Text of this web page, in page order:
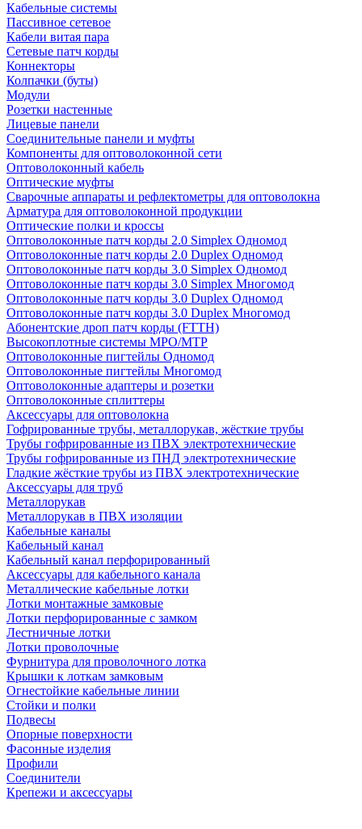
Кабельные системы
Пассивное сетевое
Кабели витая пара
Сетевые патч корды
Коннекторы
Колпачки (буты)
Модули
Розетки настенные
Лицевые панели
Соединительные панели и муфты
Компоненты для оптоволоконной сети
Оптоволоконный кабель
Оптические муфты
Сварочные аппараты и рефлектометры для оптоволокна
Арматура для оптоволоконной продукции
Оптические полки и кроссы
Оптоволоконные патч корды 2.0 Simplex Одномод
Оптоволоконные патч корды 2.0 Duplex Одномод
Оптоволоконные патч корды 3.0 Simplex Одномод
Оптоволоконные патч корды 3.0 Simplex Многомод
Оптоволоконные патч корды 3.0 Duplex Одномод
Оптоволоконные патч корды 3.0 Duplex Многомод
Абонентские дроп патч корды (FTTH)
Высокоплотные системы MPO/MTP
Оптоволоконные пигтейлы Одномод
Оптоволоконные пигтейлы Многомод
Оптоволоконные адаптеры и розетки
Оптоволоконные сплиттеры
Аксессуары для оптоволокна
Гофрированные трубы, металлорукав, жёсткие трубы
Трубы гофрированные из ПВХ электротехнические
Трубы гофрированные из ПНД электротехнические
Гладкие жёсткие трубы из ПВХ электротехнические
Аксессуары для труб
Металлорукав
Металлорукав в ПВХ изоляции
Кабельные каналы
Кабельный канал
Кабельный канал перфорированный
Аксессуары для кабельного канала
Металлические кабельные лотки
Лотки монтажные замковые
Лотки перфорированные с замком
Лестничные лотки
Лотки проволочные
Фурнитура для проволочного лотка
Крышки к лоткам замковым
Огнестойкие кабельные линии
Стойки и полки
Подвесы
Опорные поверхности
Фасонные изделия
Профили
Соединители
Крепежи и аксессуары